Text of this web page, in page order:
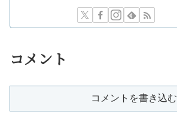
コメント
コメントを書き込む